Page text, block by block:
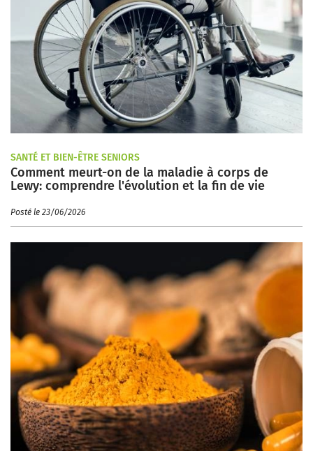
SANTÉ ET BIEN-ÊTRE SENIORS
Comment meurt-on de la maladie à corps de
Lewy: comprendre l'évolution et la fin de vie
Posté le 23/06/2026